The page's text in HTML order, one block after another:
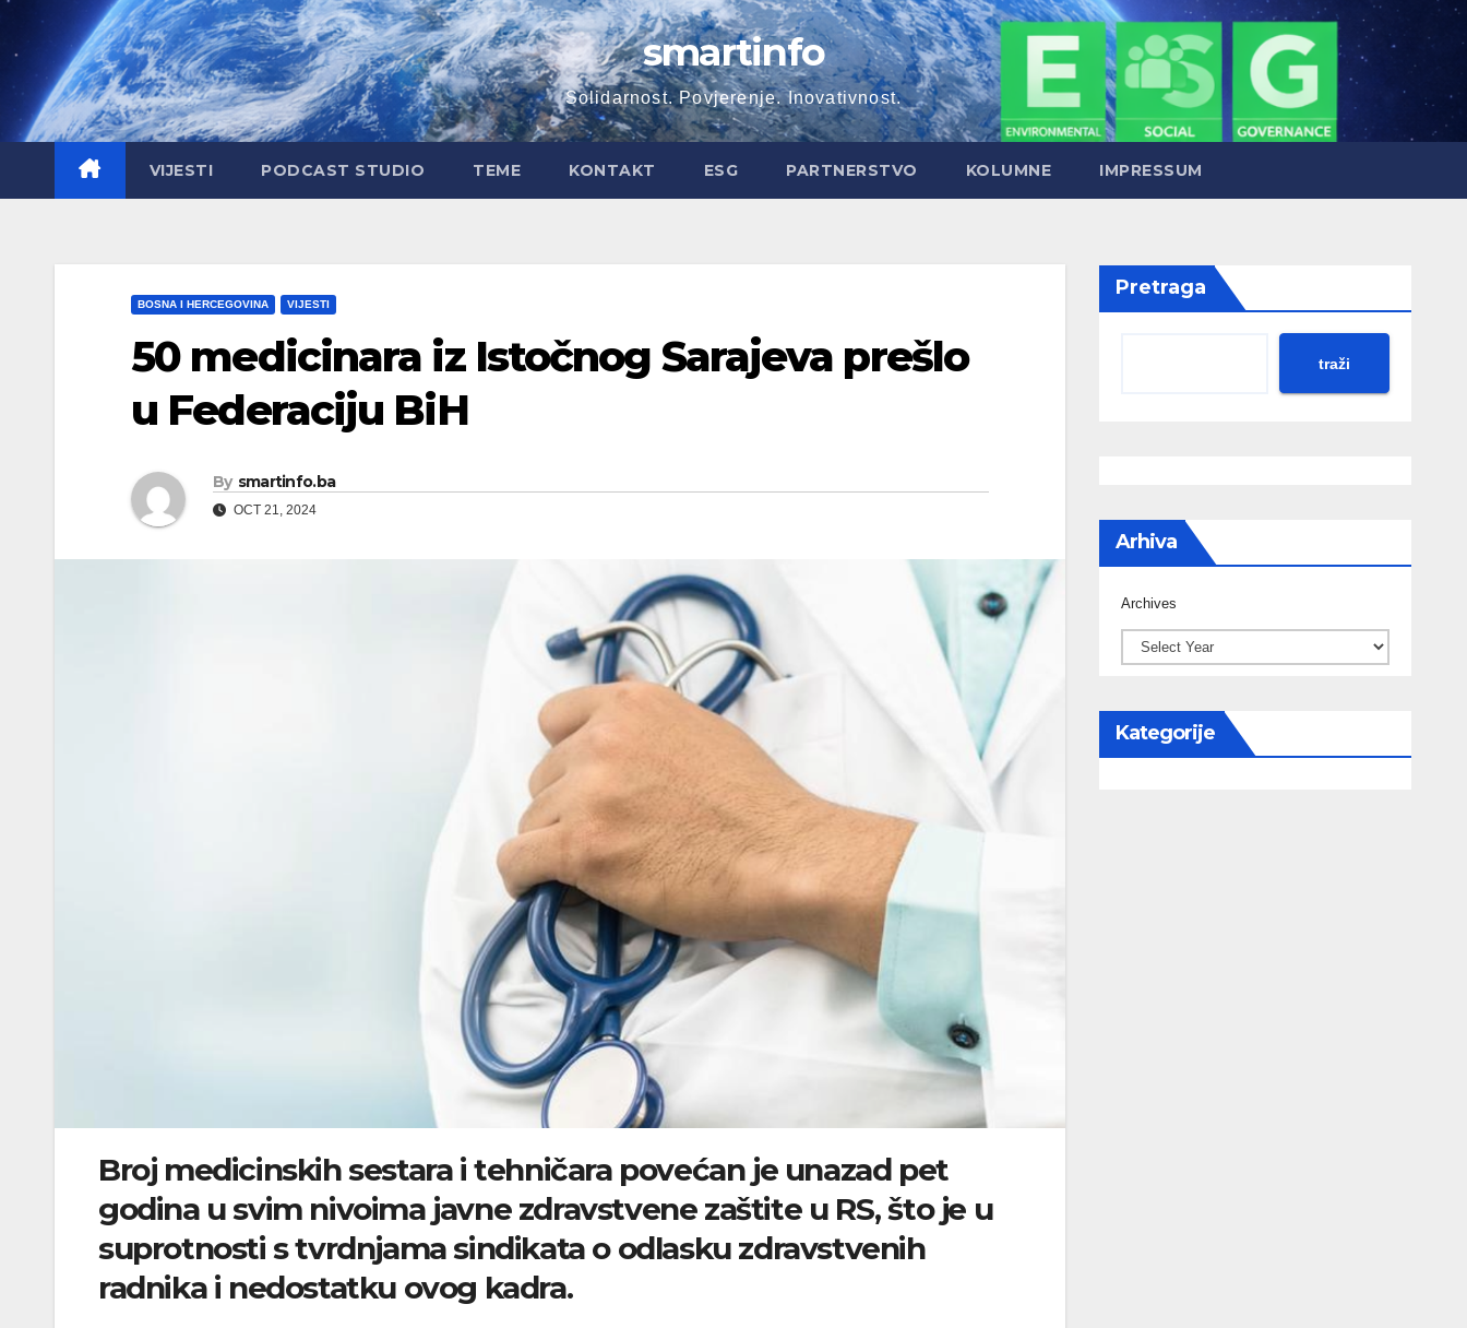
content
smartinfo
Solidarnost. Povjerenje. Inovativnost.
VIJESTI PODCAST STUDIO TEME KONTAKT ESG PARTNERSTVO KOLUMNE IMPRESSUM
BOSNA I HERCEGOVINA VIJESTI
50 medicinara iz Istočnog Sarajeva prešlo
u Federaciju BiH
By smartinfo.ba
OCT 21, 2024
Broj medicinskih sestara i tehničara povećan je unazad pet
godina u svim nivoima javne zdravstvene zaštite u RS, što je u
suprotnosti s tvrdnjama sindikata o odlasku zdravstvenih
radnika i nedostatku ovog kadra.
Pretraga
traži
Arhiva
Archives
Kategorije